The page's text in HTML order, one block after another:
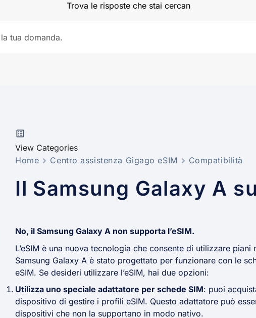
Trova le risposte che stai cercan
View Categories
Home
Centro assistenza Gigago eSIM Compatibilità
Il Samsung Galaxy A
No, il Samsung Galaxy A non supporta l’eSIM.
L’eSIM è una nuova tecnologia che consente di utilizzare
Samsung Galaxy A è stato progettato per funzionare con le
eSIM. Se desideri utilizzare l’eSIM, hai due opzioni:
Utilizza uno speciale adattatore per schede SIM: puoi
dispositivo di gestire i profili eSIM. Questo adattatore può
dispositivi che non la supportano in modo nativo.